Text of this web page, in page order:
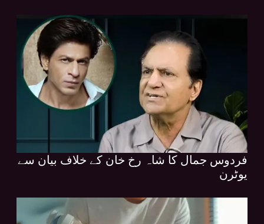
فردوس جمال کا شاہ رخ خان کے خلاف بیان سے
یوٹرن